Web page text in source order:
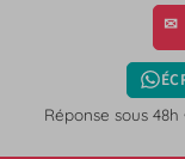
Réponse sous